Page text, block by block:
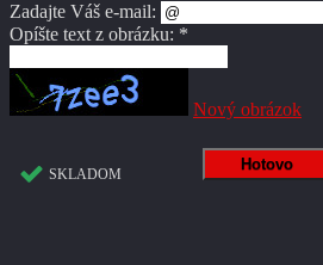
SKLADOM
Zadajte Váš e-mail:
Opíšte text z obrázku: *
Nový obrázok